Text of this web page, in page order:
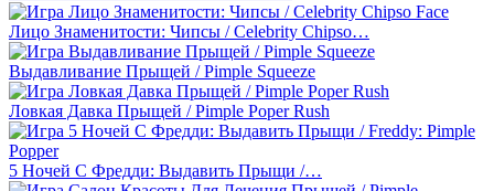
Лицо Знаменитости: Чипсы / Celebrity Chipso…
Выдавливание Прыщей / Pimple Squeeze
Ловкая Давка Прыщей / Pimple Poper Rush
5 Ночей С Фредди: Выдавить Прыщи /…